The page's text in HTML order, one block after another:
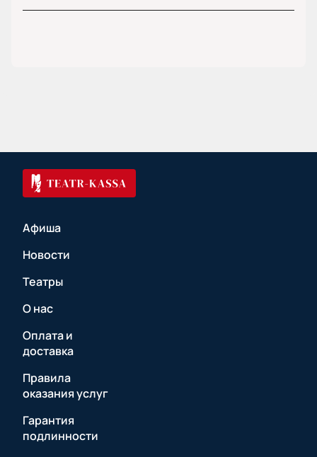
Афиша
Новости
Театры
О нас
Оплата и
доставка
Правила
оказания услуг
Гарантия
подлинности